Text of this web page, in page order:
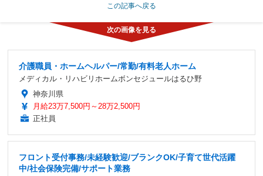
この記事へ戻る
介護職員・ホームヘルパー/常勤/有料老人ホーム
メディカル・リハビリホームボンセジュールはるひ野
神奈川県
月給23万7,500円～28万2,500円
正社員
フロント受付事務/未経験歓迎/ブランクOK/子育て世代活躍
中/社会保険完備/サポート業務